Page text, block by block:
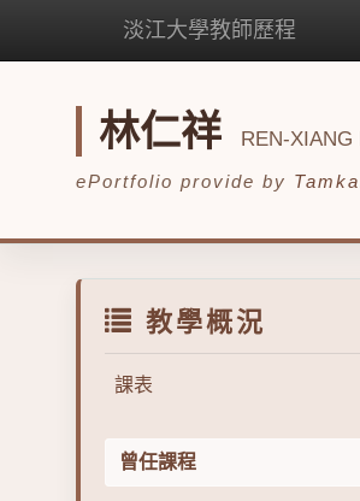
淡江大學教師歷程
林仁祥 REN-XIANG
ePortfolio provide by
教學概況
課表
曾任課程